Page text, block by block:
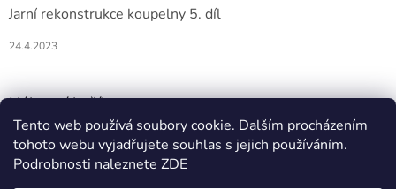
Tento web používá soubory cookie. Dalším procházením
tohoto webu vyjadřujete souhlas s jejich používáním.
Podrobnosti naleznete ZDE
Jarní rekonstrukce koupelny 5. díl
24.4.2023
Nákupní košík
0KS /0 KČ